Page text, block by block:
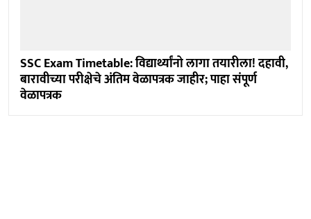
SSC Exam Timetable: विद्यार्थ्यांनो लागा तयारीला! दहावी,
बारावीच्या परीक्षेचे अंतिम वेळापत्रक जाहीर; पाहा संपूर्ण
वेळापत्रक